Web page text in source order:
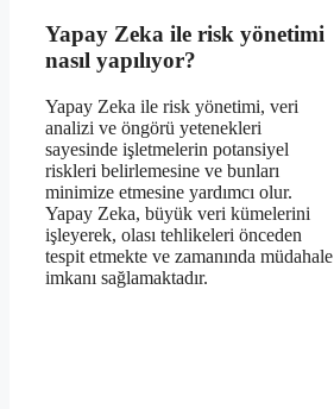
Yapay Zeka ile risk yönetimi
nasıl yapılıyor?
Yapay Zeka ile risk yönetimi, veri
analizi ve öngörü yetenekleri
sayesinde işletmelerin potansiyel
riskleri belirlemesine ve bunları
minimize etmesine yardımcı olur.
Yapay Zeka, büyük veri kümelerini
işleyerek, olası tehlikeleri önceden
tespit etmekte ve zamanında müdahale
imkanı sağlamaktadır.